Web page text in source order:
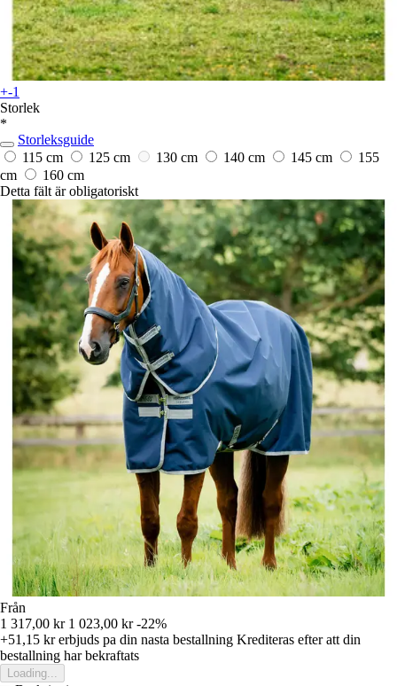
+-1
Storlek
*
Storleksguide
115 cm
125 cm 130 cm 140 cm 145 cm
155
cm
160 cm
Detta fält är obligatoriskt
Från
1 317,00 kr 1 023,00 kr -22%
+51,15 krerbjuds pa din nasta bestallning Krediteras efter att din
bestallning har bekraftats
Loading...